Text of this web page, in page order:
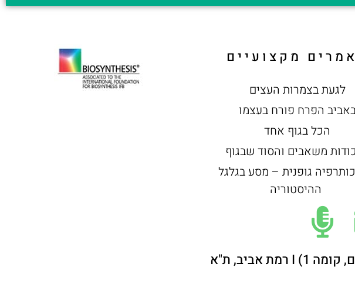
מקצועיים
לגעת בצמרות העצים
הפרח פורח בעצמו
הכל בגוף אחד
משאבים והסוד שבגוף
גופנית – מסע בגלגל
ההיסטוריה